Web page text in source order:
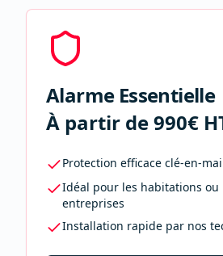
Alarme Essentielle
À partir de 990€
Protection efficace clé-en-
Idéal pour les habitations ou
entreprises
Installation rapide par nos